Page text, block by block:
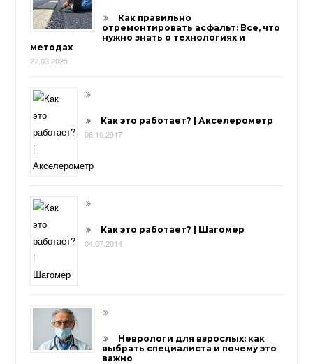
Как правильно
отремонтировать асфальт: Все, что
нужно знать о технологиях и
методах
27.03.2025
Как это работает? | Акселерометр
06.10.2017
Как это работает? | Шагомер
04.07.2014
Неврологи для взрослых: как
выбрать специалиста и почему это
важно